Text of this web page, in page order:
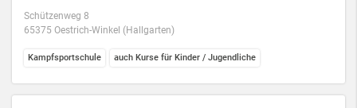
Schützenweg 8
65375 Oestrich-Winkel (Hallgarten)
Kampfsportschule auch Kurse für Kinder / Jugendliche